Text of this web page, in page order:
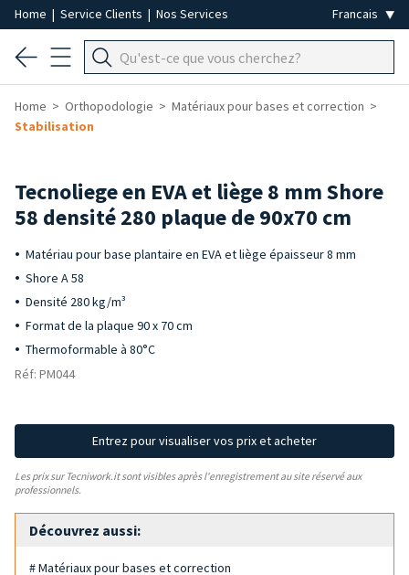
Home | Service Clients | Nos Services
Home Orthopodologie
Matériaux pour bases et correction
Stabilisation
Tecnoliege en EVA et liège 8 mm Shore
58 densité 280 plaque de 90x70 cm
Matériau pour base plantaire en EVA et liège épaisseur 8 mm
Shore A 58
Densité 280 kg/m³
Format de la plaque 90 x 70 cm
Thermoformable à 80°C
Réf: PM044
Entrez pour visualiser vos prix et acheter
Les prix sur Tecniwork.it sont visibles après l'enregistrement au site réservé aux
professionnels.
Découvrez aussi:
# Matériaux pour bases et correction